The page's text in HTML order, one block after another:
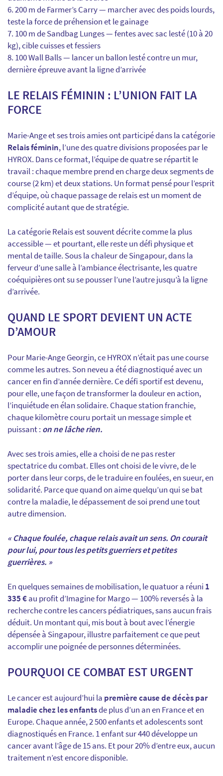
200 m de Farmer’s Carry — marcher avec des poids lourds,
teste la force de préhension et le gainage
100 m de Sandbag Lunges — fentes avec sac lesté (10 à 20
kg), cible cuisses et fessiers
100 Wall Balls — lancer un ballon lesté contre un mur,
dernière épreuve avant la ligne d’arrivée
LE RELAIS FÉMININ : L’UNION FAIT LA
FORCE
Marie-Ange et ses trois amies ont participé dans la catégorie
Relais féminin, l’une des quatre divisions proposées par le
HYROX. Dans ce format, l’équipe de quatre se répartit le
travail : chaque membre prend en charge deux segments de
course (2 km) et deux stations. Un format pensé pour l’esprit
d’équipe, où chaque passage de relais est un moment de
complicité autant que de stratégie.
La catégorie Relais est souvent décrite comme la plus
accessible — et pourtant, elle reste un défi physique et
mental de taille. Sous la chaleur de Singapour, dans la
ferveur d’une salle à l’ambiance électrisante, les quatre
coéquipières ont su se pousser l’une l’autre jusqu’à la ligne
d’arrivée.
QUAND LE SPORT DEVIENT UN ACTE
D’AMOUR
Pour Marie-Ange Georgin, ce HYROX n’était pas une course
comme les autres. Son neveu a été diagnostiqué avec un
cancer en fin d’année dernière. Ce défi sportif est devenu,
pour elle, une façon de transformer la douleur en action,
l’inquiétude en élan solidaire. Chaque station franchie,
chaque kilomètre couru portait un message simple et
puissant : on ne lâche rien.
Avec ses trois amies, elle a choisi de ne pas rester
spectatrice du combat. Elles ont choisi de le vivre, de le
porter dans leur corps, de le traduire en foulées, en sueur, en
solidarité. Parce que quand on aime quelqu’un qui se bat
contre la maladie, le dépassement de soi prend une tout
autre dimension.
« Chaque foulée, chaque relais avait un sens. On courait
pour lui, pour tous les petits guerriers et petites
guerrières. »
En quelques semaines de mobilisation, le quatuor a réuni 1
335 €au profit d’Imagine for Margo — 100% reversés à la
recherche contre les cancers pédiatriques, sans aucun frais
déduit. Un montant qui, mis bout à bout avec l’énergie
dépensée à Singapour, illustre parfaitement ce que peut
accomplir une poignée de personnes déterminées.
POURQUOI CE COMBAT EST URGENT
Le cancer est aujourd’hui la première cause de décès par
maladie chez les enfantsde plus d’un an en France et en
Europe. Chaque année, 2 500 enfants et adolescents sont
diagnostiqués en France. 1 enfant sur 440 développe un
cancer avant l’âge de 15 ans. Et pour 20% d’entre eux, aucun
traitement n’est encore disponible.